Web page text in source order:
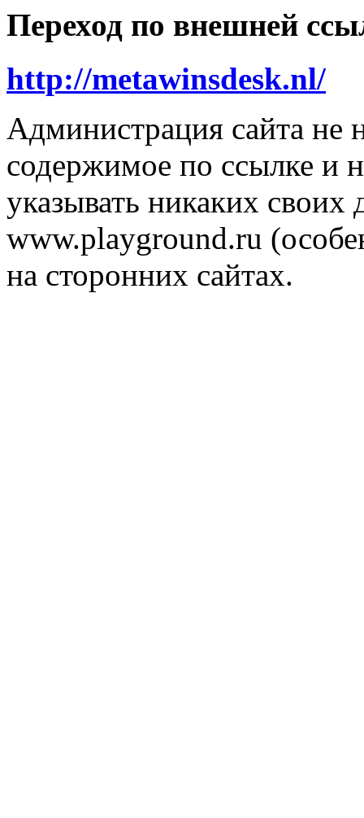
Переход по внешней
http://metawinsdesk.nl/
Администрация сайта не
содержимое по ссылке и
указывать никаких
www.playground.ru
на сторонних сайтах.